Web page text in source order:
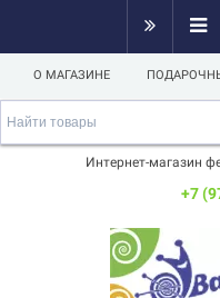
О МАГАЗИНЕ
Интернет-магазин
+7